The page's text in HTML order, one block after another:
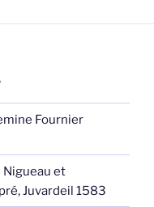
Fournier
Nigueau et
Juvardeil 1583